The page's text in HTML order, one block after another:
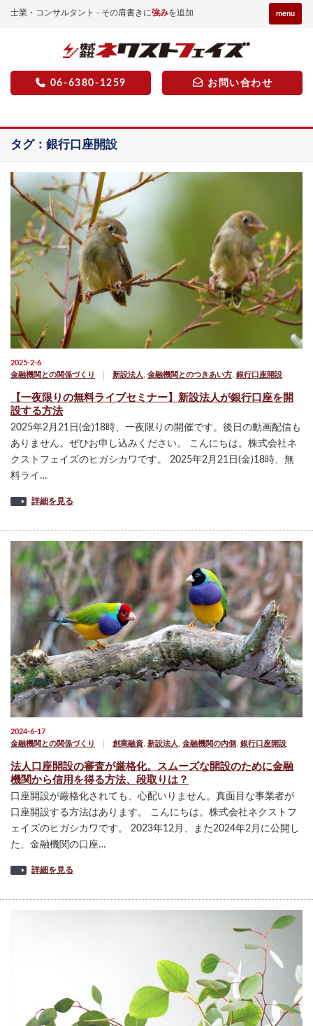
士業・コンサルタント - その肩書きに強みを追加 menu
06-6380-1259 お問い合わせ
タグ：銀行口座開設
2025-2-6
金融機関との関係づくり
新設法人 金融機関とのつきあい方 銀行口座開設
【一夜限りの無料ライブセミナー】新設法人が銀行口座を開
設する方法
2025年2月21日(金)18時、一夜限りの開催です。後日の動画配信も
ありません。ぜひお申し込みください。 こんにちは。株式会社ネ
クストフェイズのヒガシカワです。 2025年2月21日(金)18時、無
料ライ…
詳細を見る
2024-6-17
金融機関との関係づくり
創業融資 新設法人 金融機関の内側 銀行口座開設
法人口座開設の審査が厳格化。スムーズな開設のために金融
機関から信用を得る方法、段取りは？
口座開設が厳格化されても、心配いりません。真面目な事業者が
口座開設する方法はあります。 こんにちは。株式会社ネクストフ
ェイズのヒガシカワです。 2023年12月、また2024年2月に公開し
た、金融機関の口座…
詳細を見る